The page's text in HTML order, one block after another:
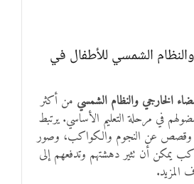
الشمسي للأطفال في
الخارجي والنظام الشمسي من أكثر
في مرحلة التعليم الأساسي. يرتبط
وقصص عن النجوم والكواكب، وصور
يمكن أن تثير دهشتهم وتدفعهم إلى
المزيد.